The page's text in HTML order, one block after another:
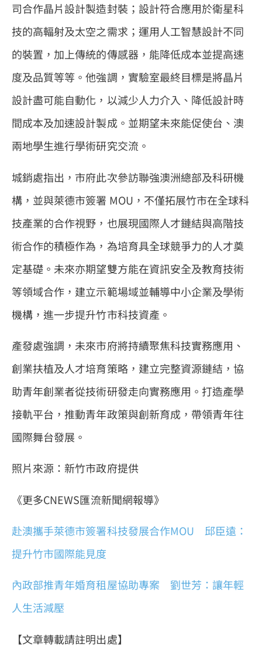
司合作晶片設計製造封裝；設計符合應用於衛星科
技的高輻射及太空之需求；運用人工智慧設計不同
的裝置，加上傳統的傳感器，能降低成本並提高速
度及品質等等。他強調，實驗室最終目標是將晶片
設計盡可能自動化，以減少人力介入、降低設計時
間成本及加速設計製成。並期望未來能促使台、澳
兩地學生進行學術研究交流。
城銷處指出，市府此次參訪聯強澳洲總部及科研機
構，並與萊德市簽署 MOU，不僅拓展竹市在全球科
技產業的合作視野，也展現國際人才鏈結與高階技
術合作的積極作為，為培育具全球競爭力的人才奠
定基礎。未來亦期望雙方能在資訊安全及教育技術
等領域合作，建立示範場域並輔導中小企業及學術
機構，進一步提升竹市科技資產。
產發處強調，未來市府將持續聚焦科技實務應用、
創業扶植及人才培育策略，建立完整資源鏈結，協
助青年創業者從技術研發走向實務應用。打造產學
接軌平台，推動青年政策與創新育成，帶領青年往
國際舞台發展。
照片來源：新竹市政府提供
《更多CNEWS匯流新聞網報導》
赴澳攜手萊德市簽署科技發展合作MOU 邱臣遠：
提升竹市國際能見度
內政部推青年婚育租屋協助專案 劉世芳：讓年輕
人生活減壓
【文章轉載請註明出處】